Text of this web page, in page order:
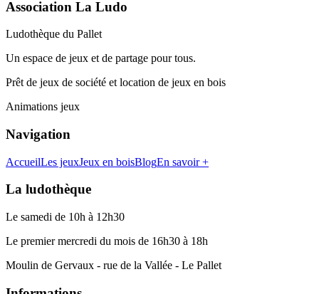
Association La Ludo
Ludothèque du Pallet
Un espace de jeux et de partage pour tous.
Prêt de jeux de société et location de jeux en bois
Animations jeux
Navigation
AccueilLes jeuxJeux en boisBlogEn savoir +
La ludothèque
Le samedi de 10h à 12h30
Le premier mercredi du mois de 16h30 à 18h
Moulin de Gervaux - rue de la Vallée - Le Pallet